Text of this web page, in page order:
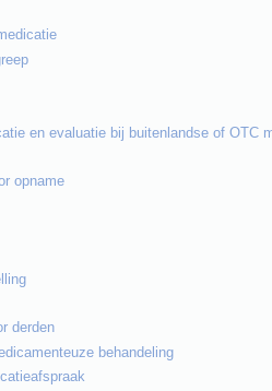
en evaluatie bij buitenlandse of OTC
opname
derden
behandeling